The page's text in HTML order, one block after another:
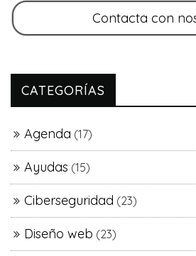
CATEGORÍAS
Agenda (17)
Ayudas (15)
Ciberseguridad (23)
Diseño web (23)